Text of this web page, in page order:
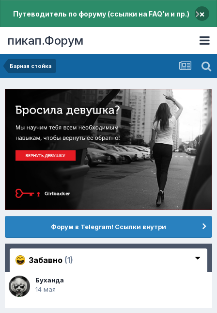
Путеводитель по форуму (ссылки на FAQ'и и пр.) ×
пикап.Форум
Барная стойка
Форум в Telegram! Ссылки внутри
Забавно (1)
Буханда
14 мая